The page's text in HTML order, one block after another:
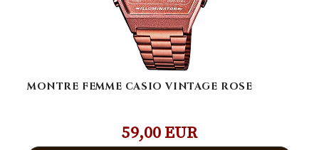
MONTRE FEMME CASIO VINTAGE ROSE
59,00 EUR